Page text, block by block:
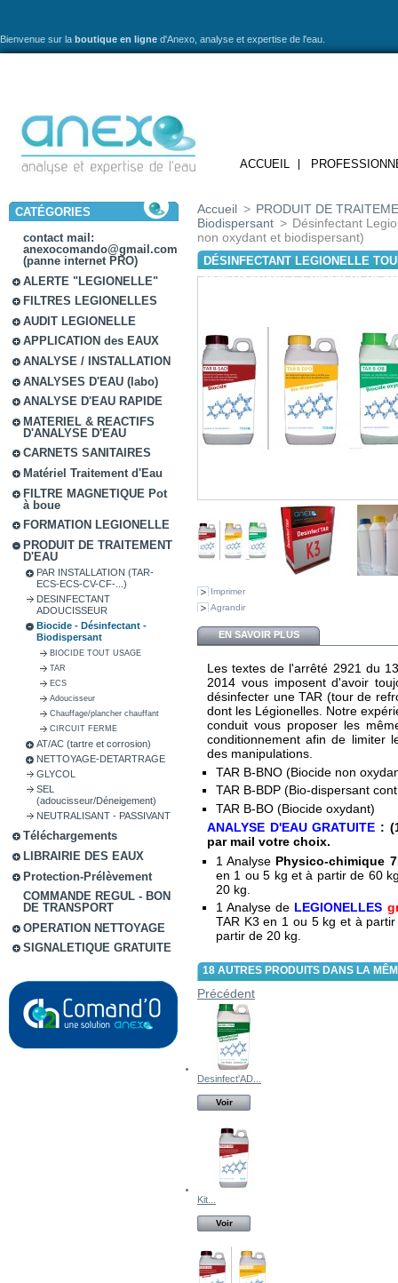
Bienvenue sur la boutique en ligne d'Anexo, analyse et expertise de l'eau.
ACCUEIL
CATÉGORIES
contact mail:
anexocomando@gmail.com
(panne internet PRO)
ALERTE "LEGIONELLE"
FILTRES LEGIONELLES
AUDIT LEGIONELLE
APPLICATION des EAUX
ANALYSE / INSTALLATION
ANALYSES D'EAU (labo)
ANALYSE D'EAU RAPIDE
MATERIEL & REACTIFS
D'ANALYSE D'EAU
CARNETS SANITAIRES
Matériel Traitement d'Eau
FILTRE MAGNETIQUE Pot
à boue
FORMATION LEGIONELLE
PRODUIT DE TRAITEMENT
D'EAU
PAR INSTALLATION (TAR-
ECS-ECS-CV-CF-...)
DESINFECTANT
ADOUCISSEUR
Biocide - Désinfectant -
Biodispersant
BIOCIDE TOUT USAGE
TAR
ECS
Adoucisseur
Chauffage/plancher chauffant
CIRCUIT FERME
AT/AC (tartre et corrosion)
NETTOYAGE-DETARTRAGE
GLYCOL
SEL
(adoucisseur/Déneigement)
NEUTRALISANT - PASSIVANT
Téléchargements
LIBRAIRIE DES EAUX
Protection-Prélèvement
COMMANDE REGUL - BON
DE TRANSPORT
OPERATION NETTOYAGE
SIGNALETIQUE GRATUITE
Accueil > PRODUIT DE
Biodispersant > Désinfectant
non oxydant et biodispersant)
DÉSINFECTANT LEGIONELLE
NON OXYDANT ET
Imprimer
Agrandir
EN SAVOIR PLUS
Les textes de l'arrêté 2921 du
2014 vous imposent d'avoir
désinfecter une TAR (tour de
dont les Légionelles. Notre
conduit vous proposer les
conditionnement afin de limiter
des manipulations.
TAR B-BNO (Biocide non
TAR B-BDP (Bio-dispersant
TAR B-BO (Biocide oxydant)
ANALYSE D'EAU GRATUITE :
par mail votre choix.
1 Analyse Physico-chimique
en 1 ou 5 kg et à partir de 60
20 kg.
1 Analyse de LEGIONELLES
TAR K3 en 1 ou 5 kg et à
partir de 20 kg.
18 AUTRES PRODUITS DANS LA
Précédent
Desinfect'AD...
Voir
Kit...
Voir